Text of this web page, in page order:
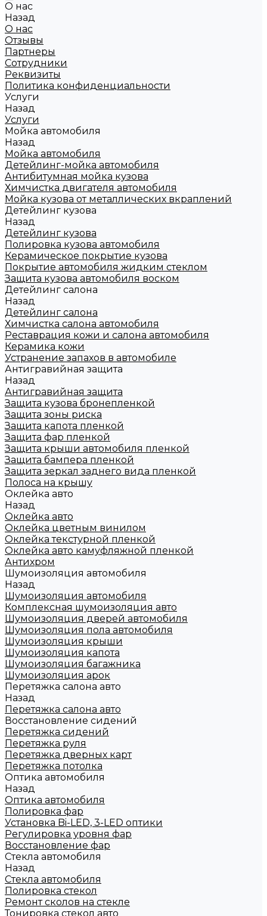
О нас
Назад
О нас
Отзывы
Партнеры
Сотрудники
Реквизиты
Политика конфиденциальности
Услуги
Назад
Услуги
Мойка автомобиля
Назад
Мойка автомобиля
Детейлинг-мойка автомобиля
Антибитумная мойка кузова
Химчистка двигателя автомобиля
Мойка кузова от металлических вкраплений
Детейлинг кузова
Назад
Детейлинг кузова
Полировка кузова автомобиля
Керамическое покрытие кузова
Покрытие автомобиля жидким стеклом
Защита кузова автомобиля воском
Детейлинг салона
Назад
Детейлинг салона
Химчистка салона автомобиля
Реставрация кожи и салона автомобиля
Керамика кожи
Устранение запахов в автомобиле
Антигравийная защита
Назад
Антигравийная защита
Защита кузова бронепленкой
Защита зоны риска
Защита капота пленкой
Защита фар пленкой
Защита крыши автомобиля пленкой
Защита бампера пленкой
Защита зеркал заднего вида пленкой
Полоса на крышу
Оклейка авто
Назад
Оклейка авто
Оклейка цветным винилом
Оклейка текстурной пленкой
Оклейка авто камуфляжной пленкой
Антихром
Шумоизоляция автомобиля
Назад
Шумоизоляция автомобиля
Комплексная шумоизоляция авто
Шумоизоляция дверей автомобиля
Шумоизоляция пола автомобиля
Шумоизоляция крыши
Шумоизоляция капота
Шумоизоляция багажника
Шумоизоляция арок
Перетяжка салона авто
Назад
Перетяжка салона авто
Восстановление сидений
Перетяжка сидений
Перетяжка руля
Перетяжка дверных карт
Перетяжка потолка
Оптика автомобиля
Назад
Оптика автомобиля
Полировка фар
Установка Bi-LED, 3-LED оптики
Регулировка уровня фар
Восстановление фар
Стекла автомобиля
Назад
Стекла автомобиля
Полировка стекол
Ремонт сколов на стекле
Тонировка стекол авто